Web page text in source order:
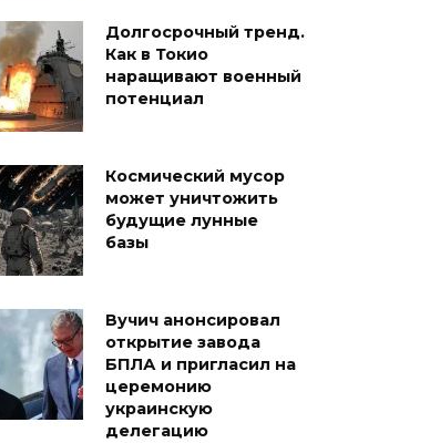
Долгосрочный тренд.
Как в Токио
наращивают военный
потенциал
Космический мусор
может уничтожить
будущие лунные
базы
Вучич анонсировал
открытие завода
БПЛА и пригласил на
церемонию
украинскую
делегацию